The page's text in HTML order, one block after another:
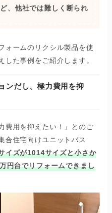
、他社では難しく断られ
ォームのリクシル製品を使
した事例をご紹介します。
ンだし、極力費用を抑
費用を抑えたい！」とのご
合住宅向けユニットバス
イズが1014サイズと小さか
円台でリフォームできまし